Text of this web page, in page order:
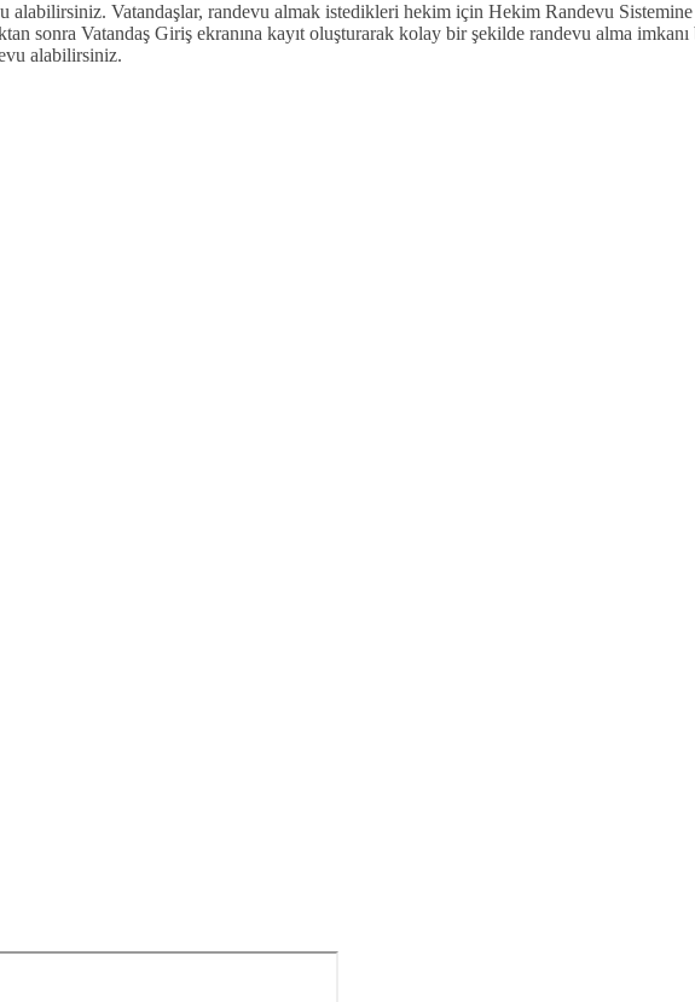
alabilirsiniz. Vatandaşlar, randevu almak istedikleri hekim için Hekim Randevu
sonra Vatandaş Giriş ekranına kayıt oluşturarak kolay bir şekilde randevu alma
alabilirsiniz.